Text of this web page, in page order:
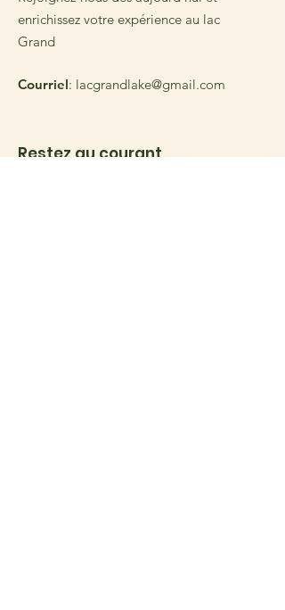
enrichissez votre expérience au lac
Grand
Courriel: lacgrandlake@gmail.com
Restez au courant